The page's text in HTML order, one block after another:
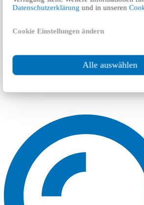
Datenschutzerklärung und in unseren
Cookie Einstellungen ändern
Alle auswählen